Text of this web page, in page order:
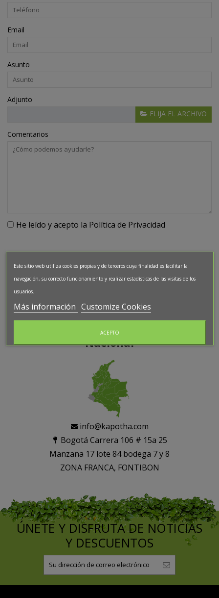
Email
Asunto
Adjunto
ELIJA EL ARCHIVO
Comentarios
He leído y acepto la Política de Privacidad
Enviar
DISTRIBUIDORES
Nacional
info@kapotha.com
Bogotá Carrera 106 # 15a 25
Manzana 17 lote 84 bodega 7 y 8
ZONA FRANCA, FONTIBON
ÚNETE Y DISFRUTA DE NOTICIAS
Y DESCUENTOS
Este sitio web utiliza cookies propias y de terceros cuya finalidad es facilitar la
navegación, su correcto funcionamiento y realizar estadísticas de las visitas de los
usuarios.
Más información Customize Cookies
ACEPTO